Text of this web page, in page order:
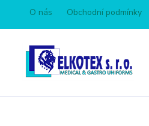
O nás Obchodní podmínky